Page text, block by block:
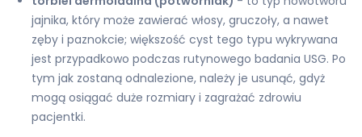
jajnika, który może zawierać włosy, gruczoły, a nawet
zęby i paznokcie; większość cyst tego typu wykrywana
jest przypadkowo podczas rutynowego badania USG. Po
tym jak zostaną odnalezione, należy je usunąć, gdyż
mogą osiągać duże rozmiary i zagrażać zdrowiu
pacjentki.